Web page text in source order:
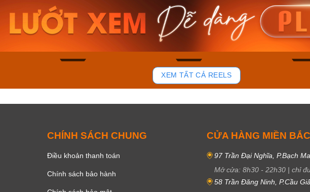
Casio Nam MTS-
115D-1AVDF
2.823.000₫
2.399.550₫
Mua ngay
45
Casio Nam MTS-
RS100L-1AVDF
4.276.000₫
3.634.600₫
Casio
230EL-
Mua
XEM TẤT CẢ REELS
CHÍNH SÁCH CHUNG
Điều khoản thanh toán
Chính sách bảo hành
CỬA HÀNG MIỀN BẮC
97 Trần Đại Nghĩa, P.Bạch
Mở cửa: 8h30 - 22h30 | chỉ
58 Trần Đăng Ninh, P.Cầu